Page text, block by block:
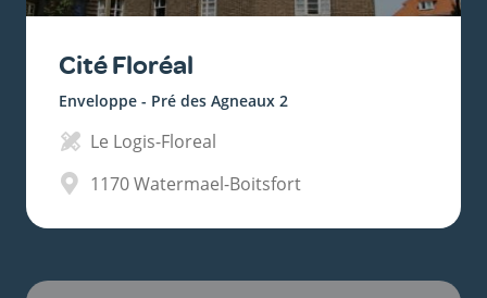
Cité Floréal
Enveloppe - Pré des Agneaux 2
Le Logis-Floreal
1170Watermael-Boitsfort